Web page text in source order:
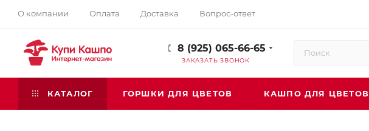
О компании Оплата Доставка Вопрос-ответ
8 (925) 065-66-65
ЗАКАЗАТЬ ЗВОНОК
КАТАЛОГ ГОРШКИ ДЛЯ ЦВЕТОВ КАШПО ДЛЯ ЦВЕТОВ